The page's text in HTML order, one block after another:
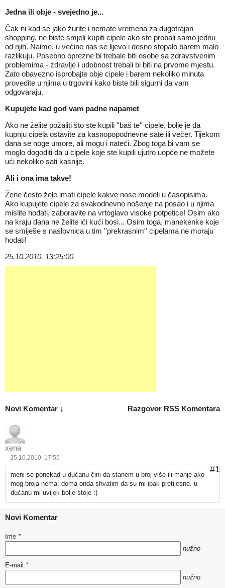
Jedna ili obje - svejedno je...
Čak ni kad se jako žurite i nemate vremena za dugotrajan
shopping, ne biste smjeli kupiti cipele ako ste probali samo jednu
od njih. Naime, u većine nas se lijevo i desno stopalo barem malo
razlikuju. Posebno oprezne bi trebale biti osobe sa zdravstvenim
problemima - zdravlje i udobnost trebali bi biti na prvome mjestu.
Zato obavezno isprobajte obje cipele i barem nekoliko minuta
provedite u njima u trgovini kako biste bili sigurni da vam
odgovaraju.
Kupujete kad god vam padne napamet
Ako ne želite požaliti što ste kupili ''baš te'' cipele, bolje je da
kupnju cipela ostavite za kasnopopodnevne sate ili večer. Tijekom
dana se noge umore, ali mogu i nateći. Zbog toga bi vam se
moglo dogoditi da u cipele koje ste kupili ujutro uopće ne možete
ući nekoliko sati kasnije.
Ali i ona ima takve!
Žene često žele imati cipele kakve nose modeli u časopisima.
Ako kupujete cipele za svakodnevno nošenje na posao i u njima
mislite hodati, zaboravite na vrtoglavo visoke potpetice! Osim ako
na kraju dana ne želite ići kući bosi... Osim toga, manekenke koje
se smiješe s naslovnica u tim ''prekrasnim'' cipelama ne moraju
hodati!
25.10.2010. 13:25:00
Razgovor RSS Komentara
Novi Komentar ↓
xena
25.10.2010. 17:55
#1
meni se ponekad u dućanu čini da stanem u broj više ili manje ako
mog broja nema. doma onda shvatim da su mi ipak pretijesne. u
dućanu mi uvijek bolje stoje :)
Novi Komentar
Ime *
nužno
E-mail *
nužno